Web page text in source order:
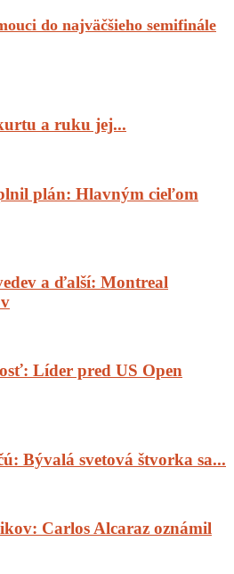
do najväčšieho semifinále
a ruku jej...
plán: Hlavným cieľom
a ďalší: Montreal
Líder pred US Open
Bývalá svetová štvorka sa...
Carlos Alcaraz oznámil